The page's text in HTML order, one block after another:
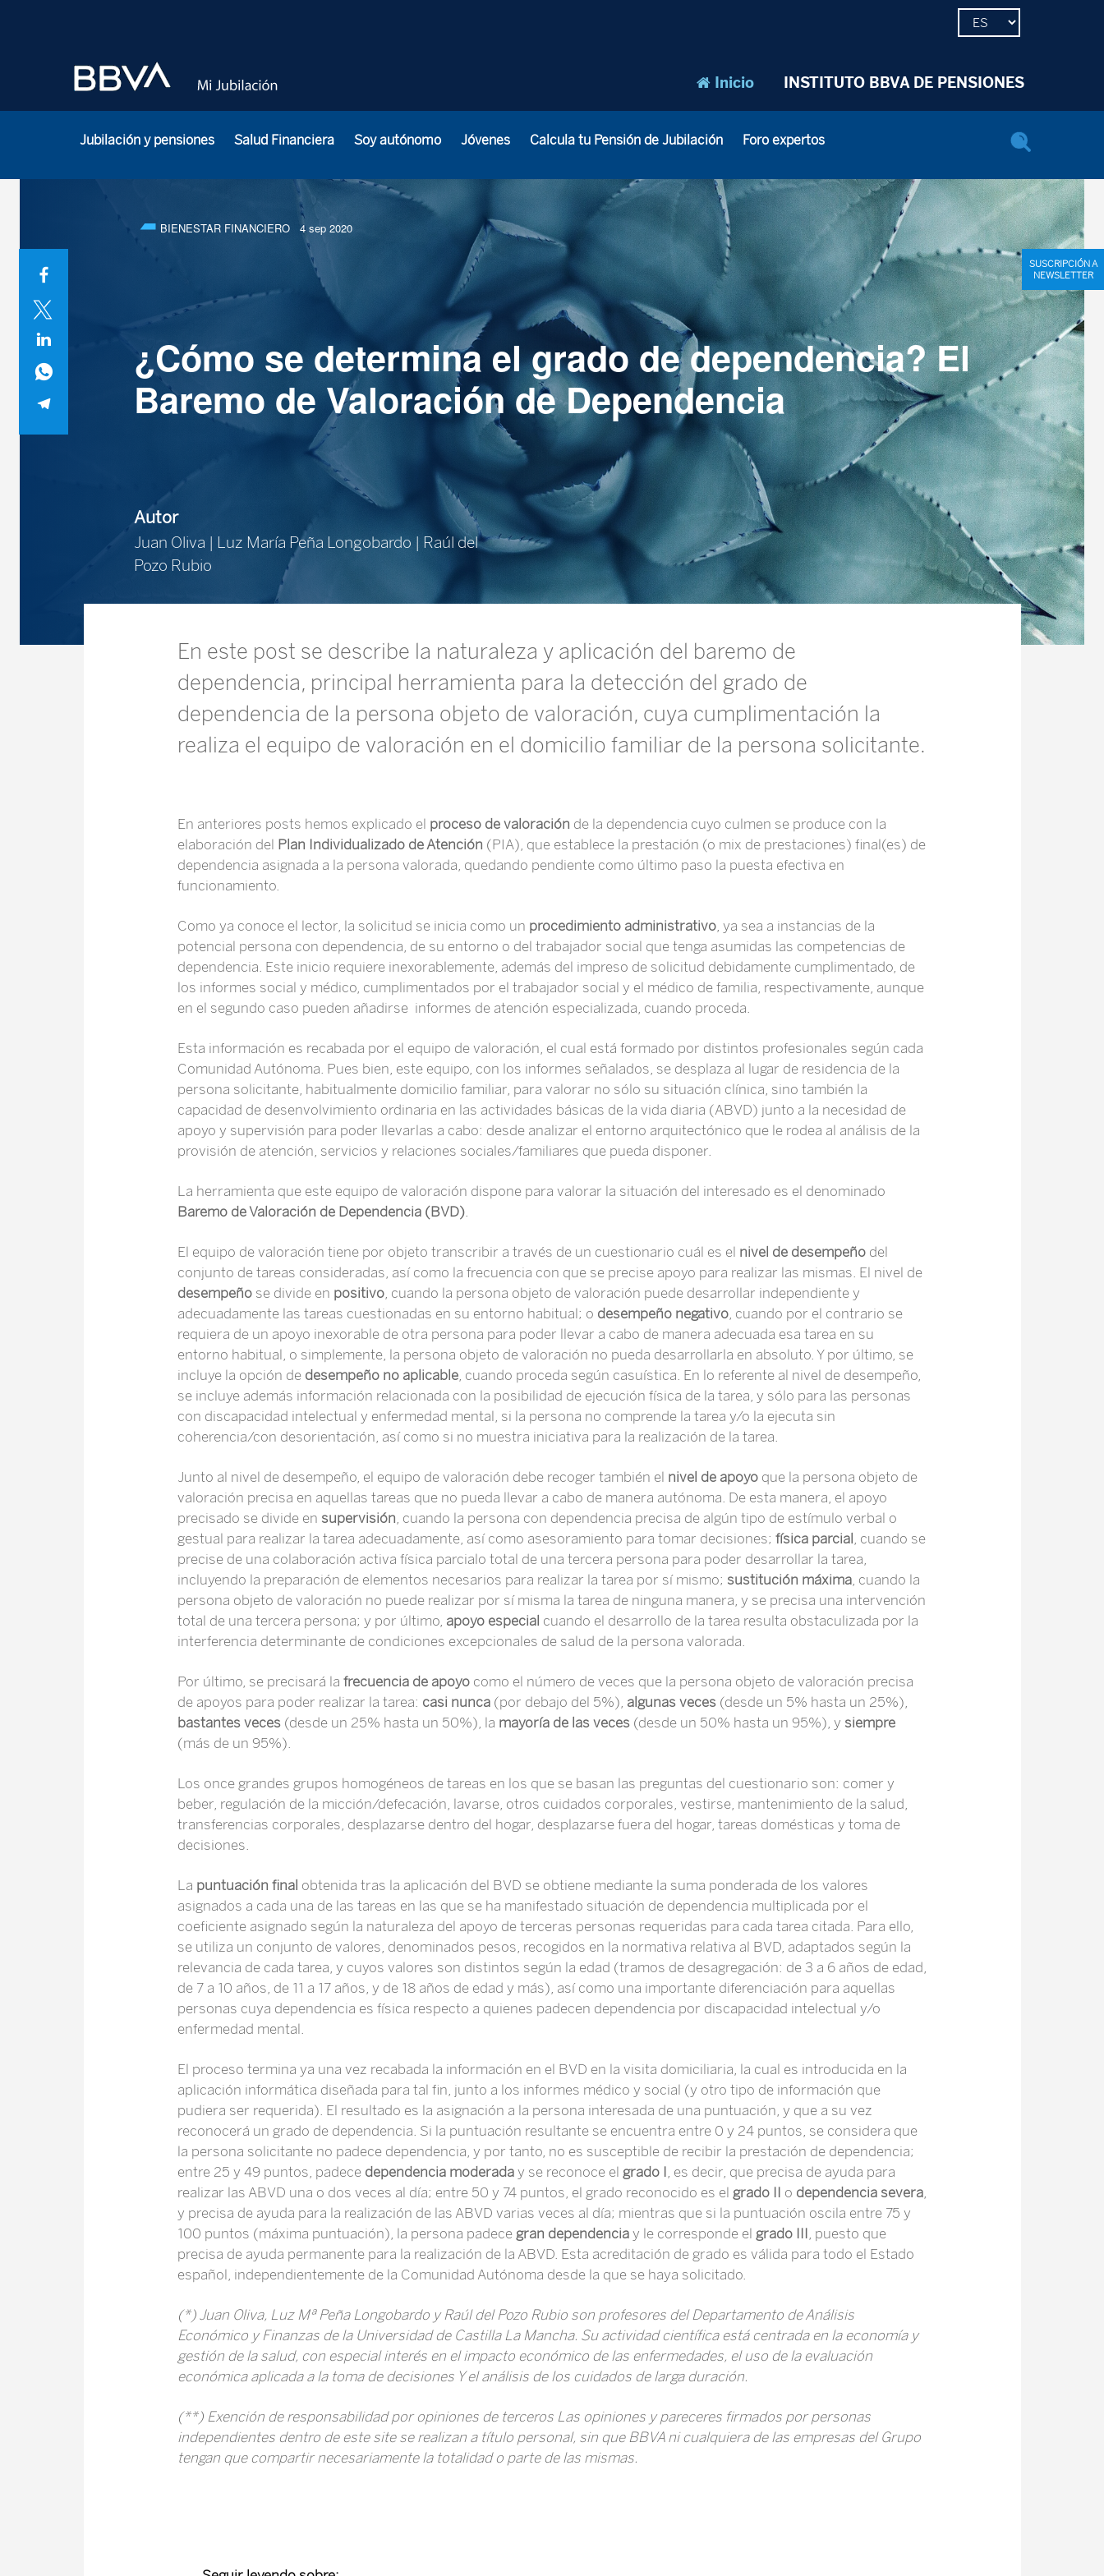
Inicio INSTITUTO BBVA DE PENSIONES
Jubilación y pensiones Salud Financiera Soy autónomo Jóvenes Calcula tu Pensión de Jubilación Foro expertos
BIENESTAR FINANCIERO4 sep 2020
¿Cómo se determina el grado de dependencia? El
Baremo de Valoración de Dependencia
Autor
Juan Oliva | Luz María Peña Longobardo | Raúl del
Pozo Rubio
En este post se describe la naturaleza y aplicación del baremo de
dependencia, principal herramienta para la detección del grado de
dependencia de la persona objeto de valoración, cuya cumplimentación la
realiza el equipo de valoración en el domicilio familiar de la persona solicitante.
En anteriores posts hemos explicado el proceso de valoración de la dependencia cuyo culmen se produce con la
elaboración del Plan Individualizado de Atención (PIA), que establece la prestación (o mix de prestaciones) final(es) de
dependencia asignada a la persona valorada, quedando pendiente como último paso la puesta efectiva en
funcionamiento.
Como ya conoce el lector, la solicitud se inicia como un procedimiento administrativo, ya sea a instancias de la
potencial persona con dependencia, de su entorno o del trabajador social que tenga asumidas las competencias de
dependencia. Este inicio requiere inexorablemente, además del impreso de solicitud debidamente cumplimentado, de
los informes social y médico, cumplimentados por el trabajador social y el médico de familia, respectivamente, aunque
en el segundo caso pueden añadirse informes de atención especializada, cuando proceda.
Esta información es recabada por el equipo de valoración, el cual está formado por distintos profesionales según cada
Comunidad Autónoma. Pues bien, este equipo, con los informes señalados, se desplaza al lugar de residencia de la
persona solicitante, habitualmente domicilio familiar, para valorar no sólo su situación clínica, sino también la
capacidad de desenvolvimiento ordinaria en las actividades básicas de la vida diaria (ABVD) junto a la necesidad de
apoyo y supervisión para poder llevarlas a cabo: desde analizar el entorno arquitectónico que le rodea al análisis de la
provisión de atención, servicios y relaciones sociales/familiares que pueda disponer.
La herramienta que este equipo de valoración dispone para valorar la situación del interesado es el denominado
Baremo de Valoración de Dependencia (BVD).
El equipo de valoración tiene por objeto transcribir a través de un cuestionario cuál es el nivel de desempeñodel
conjunto de tareas consideradas, así como la frecuencia con que se precise apoyo para realizar las mismas. El nivel de
desempeñose divide en positivo, cuando la persona objeto de valoración puede desarrollar independiente y
adecuadamente las tareas cuestionadas en su entorno habitual; o desempeño negativo, cuando por el contrario se
requiera de un apoyo inexorable de otra persona para poder llevar a cabo de manera adecuada esa tarea en su
entorno habitual, o simplemente, la persona objeto de valoración no pueda desarrollarla en absoluto. Y por último, se
incluye la opción de desempeño no aplicable, cuando proceda según casuística. En lo referente al nivel de desempeño,
se incluye además información relacionada con la posibilidad de ejecución física de la tarea, y sólo para las personas
con discapacidad intelectual y enfermedad mental, si la persona no comprende la tarea y/o la ejecuta sin
coherencia/con desorientación, así como si no muestra iniciativa para la realización de la tarea.
Junto al nivel de desempeño, el equipo de valoración debe recoger también el nivel de apoyoque la persona objeto de
valoración precisa en aquellas tareas que no pueda llevar a cabo de manera autónoma. De esta manera, el apoyo
precisado se divide en supervisión , cuando la persona con dependencia precisa de algún tipo de estímulo verbal o
gestual para realizar la tarea adecuadamente, así como asesoramiento para tomar decisiones; física parcial , cuando se
precise de una colaboración activa física parcialo total de una tercera persona para poder desarrollar la tarea,
incluyendo la preparación de elementos necesarios para realizar la tarea por sí mismo; sustitución máxima, cuando la
persona objeto de valoración no puede realizar por sí misma la tarea de ninguna manera, y se precisa una intervención
total de una tercera persona; y por último, apoyo especial cuando el desarrollo de la tarea resulta obstaculizada por la
interferencia determinante de condiciones excepcionales de salud de la persona valorada.
Por último, se precisará la frecuencia de apoyocomo el número de veces que la persona objeto de valoración precisa
de apoyos para poder realizar la tarea: casi nunca(por debajo del 5%), algunas veces(desde un 5% hasta un 25%),
bastantes veces(desde un 25% hasta un 50%), la mayoría de las veces(desde un 50% hasta un 95%), y siempre
(más de un 95%).
Los once grandes grupos homogéneos de tareas en los que se basan las preguntas del cuestionario son: comer y
beber, regulación de la micción/defecación, lavarse, otros cuidados corporales, vestirse, mantenimiento de la salud,
transferencias corporales, desplazarse dentro del hogar, desplazarse fuera del hogar, tareas domésticas y toma de
decisiones.
La puntuación final obtenida tras la aplicación del BVD se obtiene mediante la suma ponderada de los valores
asignados a cada una de las tareas en las que se ha manifestado situación de dependencia multiplicada por el
coeficiente asignado según la naturaleza del apoyo de terceras personas requeridas para cada tarea citada. Para ello,
se utiliza un conjunto de valores, denominados pesos, recogidos en la normativa relativa al BVD, adaptados según la
relevancia de cada tarea, y cuyos valores son distintos según la edad (tramos de desagregación: de 3 a 6 años de edad,
de 7 a 10 años, de 11 a 17 años, y de 18 años de edad y más), así como una importante diferenciación para aquellas
personas cuya dependencia es física respecto a quienes padecen dependencia por discapacidad intelectual y/o
enfermedad mental.
El proceso termina ya una vez recabada la información en el BVD en la visita domiciliaria, la cual es introducida en la
aplicación informática diseñada para tal fin, junto a los informes médico y social (y otro tipo de información que
pudiera ser requerida). El resultado es la asignación a la persona interesada de una puntuación, y que a su vez
reconocerá un grado de dependencia. Si la puntuación resultante se encuentra entre 0 y 24 puntos, se considera que
la persona solicitante no padece dependencia, y por tanto, no es susceptible de recibir la prestación de dependencia;
entre 25 y 49 puntos, padece dependencia moderaday se reconoce el grado I , es decir, que precisa de ayuda para
realizar las ABVD una o dos veces al día; entre 50 y 74 puntos, el grado reconocido es el grado II o dependencia severa,
y precisa de ayuda para la realización de las ABVD varias veces al día; mientras que si la puntuación oscila entre 75 y
100 puntos (máxima puntuación), la persona padece gran dependenciay le corresponde el grado III , puesto que
precisa de ayuda permanente para la realización de la ABVD. Esta acreditación de grado es válida para todo el Estado
español, independientemente de la Comunidad Autónoma desde la que se haya solicitado.
(*) Juan Oliva, Luz Mª Peña Longobardo y Raúl del Pozo Rubio son profesores del Departamento de Análisis
Económico y Finanzas de la Universidad de Castilla La Mancha. Su actividad científica está centrada en la economía y
gestión de la salud, con especial interés en el impacto económico de las enfermedades, el uso de la evaluación
económica aplicada a la toma de decisiones Y el análisis de los cuidados de larga duración.
(**) Exención de responsabilidad por opiniones de terceros Las opiniones y pareceres firmados por personas
independientes dentro de este site se realizan a título personal, sin que BBVA ni cualquiera de las empresas del Grupo
tengan que compartir necesariamente la totalidad o parte de las mismas.
SUSCRIPCIÓN A
NEWSLETTER